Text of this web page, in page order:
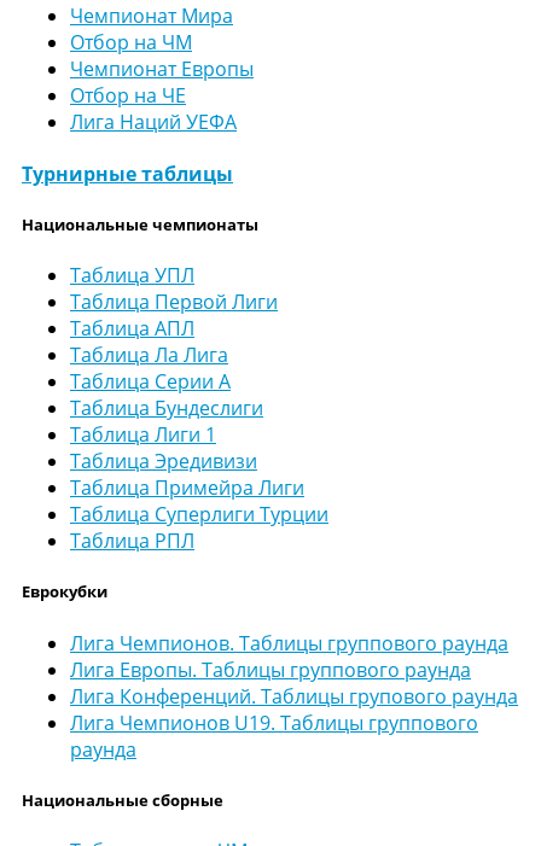
Чемпионат Мира
Отбор на ЧМ
Чемпионат Европы
Отбор на ЧЕ
Лига Наций УЕФА
Турнирные таблицы
Национальные чемпионаты
Таблица УПЛ
Таблица Первой Лиги
Таблица АПЛ
Таблица Ла Лига
Таблица Серии А
Таблица Бундеслиги
Таблица Лиги 1
Таблица Эредивизи
Таблица Примейра Лиги
Таблица Суперлиги Турции
Таблица РПЛ
Еврокубки
Лига Чемпионов. Таблицы группового раунда
Лига Европы. Таблицы группового раунда
Лига Конференций. Таблицы групового раунда
Лига Чемпионов U19. Таблицы группового
раунда
Национальные сборные